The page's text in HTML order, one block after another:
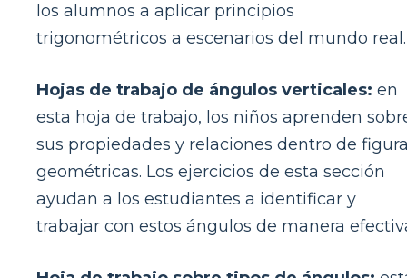
los alumnos a aplicar principios
trigonométricos a escenarios del mundo real.
Hojas de trabajo de ángulos verticales: en
esta hoja de trabajo, los niños aprenden
sus propiedades y relaciones dentro de
geométricas. Los ejercicios de esta sección
ayudan a los estudiantes a identificar y
trabajar con estos ángulos de manera